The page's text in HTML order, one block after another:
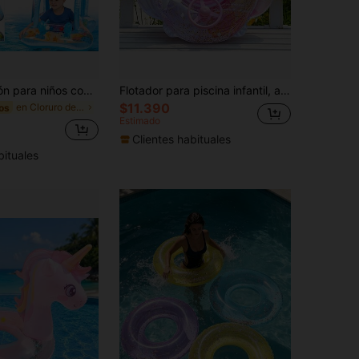
Aro de natación para niños con toldo parasol, accesorios de natación, dispositivo de entrenamiento de natación con protección solar, tabla de natación
en Cloruro de polivinilo Flotadores de natación pa
Flotador para piscina infantil, aro inflable de natación con forma de sirena con asiento, pelota flotante para piscina infantil, barco a la deriva para piscina infantil, juguetes para exteriores infantiles
$11.390
Estimado
Clientes habituales